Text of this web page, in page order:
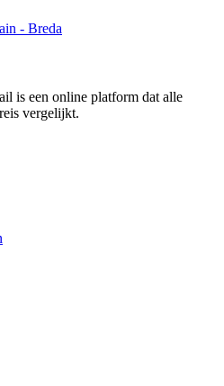
- Breda
is een online platform dat alle
vergelijkt.